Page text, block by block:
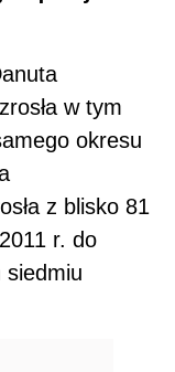
w tym
okresu
z blisko 81
r. do
siedmiu